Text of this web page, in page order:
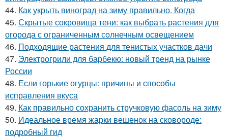
44. Как укрыть виноград на зиму правильно. Когда
45. Скрытые сокровища тени: как выбрать растения для
огорода с ограниченным солнечным освещением
46. Подходящие растения для тенистых участков дачи
47. Электрогрили для барбекю: новый тренд на рынке
России
48. Если горькие огурцы: причины и способы
исправления вкуса
49. Как правильно сохранить стручковую фасоль на зиму
50. Идеальное время жарки вешенок на сковороде:
подробный гид